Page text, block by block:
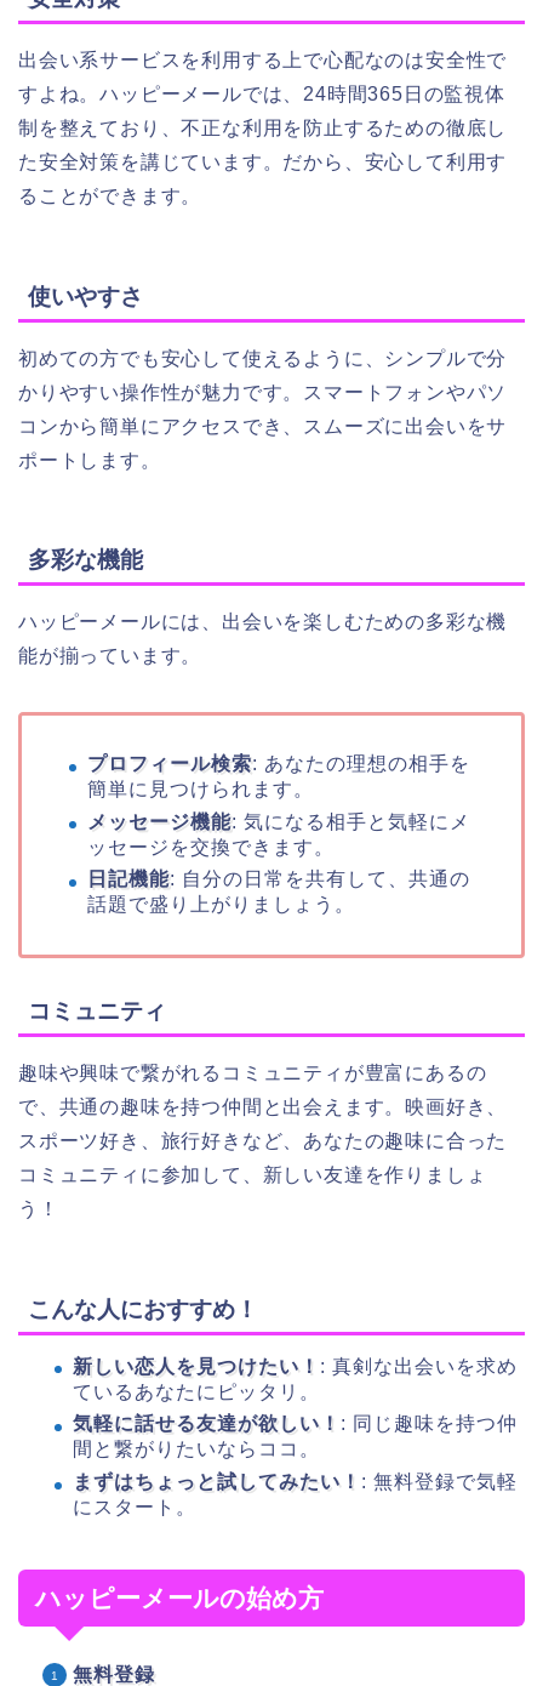
出会い系サービスを利用する上で心配なのは安全性で
すよね。ハッピーメールでは、24時間365日の監視体
制を整えており、不正な利用を防止するための徹底し
た安全対策を講じています。だから、安心して利用す
ることができます。
使いやすさ
初めての方でも安心して使えるように、シンプルで分
かりやすい操作性が魅力です。スマートフォンやパソ
コンから簡単にアクセスでき、スムーズに出会いをサ
ポートします。
多彩な機能
ハッピーメールには、出会いを楽しむための多彩な機
能が揃っています。
プロフィール検索: あなたの理想の相手を
簡単に見つけられます。
メッセージ機能: 気になる相手と気軽にメ
ッセージを交換できます。
日記機能: 自分の日常を共有して、共通の
話題で盛り上がりましょう。
コミュニティ
趣味や興味で繋がれるコミュニティが豊富にあるの
で、共通の趣味を持つ仲間と出会えます。映画好き、
スポーツ好き、旅行好きなど、あなたの趣味に合った
コミュニティに参加して、新しい友達を作りましょ
う！
こんな人におすすめ！
新しい恋人を見つけたい！ : 真剣な出会いを求め
ているあなたにピッタリ。
気軽に話せる友達が欲しい！ : 同じ趣味を持つ仲
間と繋がりたいならココ。
まずはちょっと試してみたい！ : 無料登録で気軽
にスタート。
ハッピーメールの始め方
無料登録